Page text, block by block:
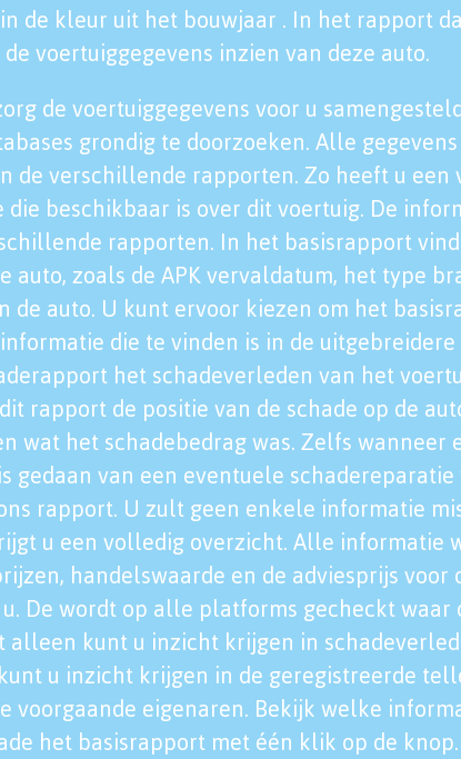
de kleur uit het bouwjaar . In het rapport
voertuiggegevens inzien van deze auto.
de voertuiggegevens voor u
grondig te doorzoeken. Alle
de verschillende rapporten. Zo heeft u een
beschikbaar is over dit voertuig. De
rapporten. In het basisrapport
auto, zoals de APK vervaldatum, het type
de auto. U kunt ervoor kiezen om het
die te vinden is in de
het schadeverleden van het
rapport de positie van de schade op de
wat het schadebedrag was. Zelfs wanneer
gedaan van een eventuele
rapport. U zult geen enkele informatie
u een volledig overzicht. Alle informatie
handelswaarde en de adviesprijs voor
De wordt op alle platforms gecheckt waar
alleen kunt u inzicht krijgen in
u inzicht krijgen in de geregistreerde
voorgaande eigenaren. Bekijk welke
het basisrapport met één klik op de